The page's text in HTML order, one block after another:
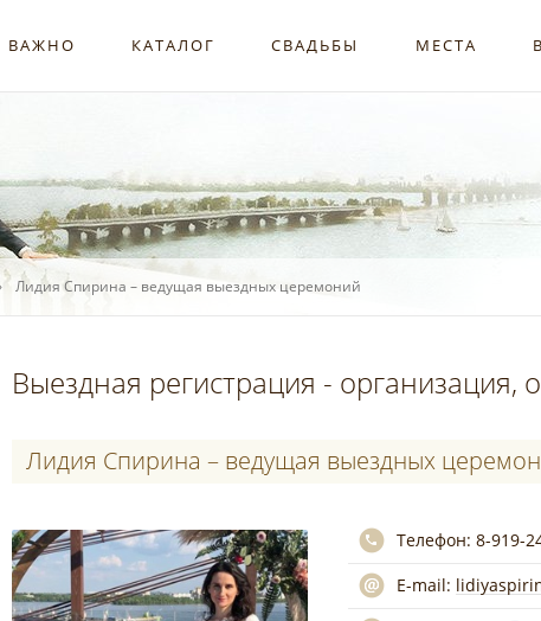
ВАЖНО КАТАЛОГ СВАДЬБЫ МЕСТА
Лидия Спирина – ведущая выездных церемоний
Выездная регистрация -
Лидия Спирина – ведущая выездных
Телефон: 8-919-
E-mail: